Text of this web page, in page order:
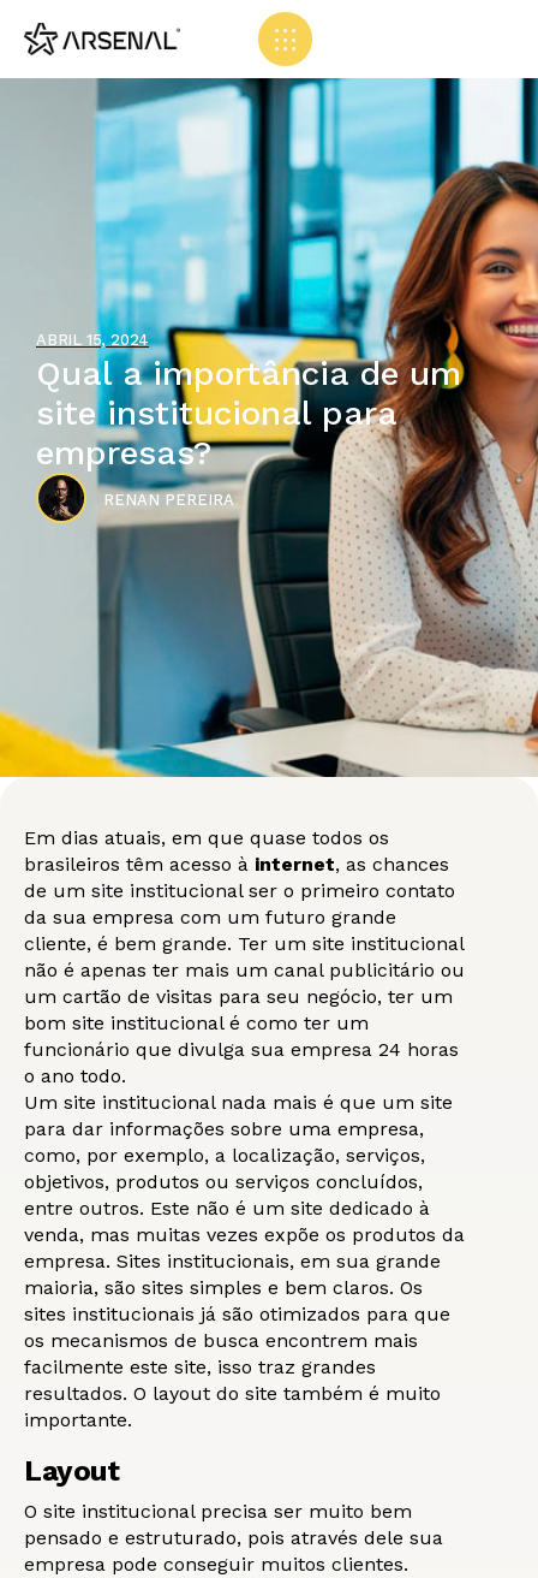
ABRIL 15, 2024
Qual a importância de um
site institucional para
empresas?
RENAN PEREIRA
Em dias atuais, em que quase todos os
brasileiros têm acesso à internet, as chances
de um site institucional ser o primeiro contato
da sua empresa com um futuro grande
cliente, é bem grande. Ter um site institucional
não é apenas ter mais um canal publicitário ou
um cartão de visitas para seu negócio, ter um
bom site institucional é como ter um
funcionário que divulga sua empresa 24 horas
o ano todo.
Um site institucional nada mais é que um site
para dar informações sobre uma empresa,
como, por exemplo, a localização, serviços,
objetivos, produtos ou serviços concluídos,
entre outros. Este não é um site dedicado à
venda, mas muitas vezes expõe os produtos da
empresa. Sites institucionais, em sua grande
maioria, são sites simples e bem claros. Os
sites institucionais já são otimizados para que
os mecanismos de busca encontrem mais
facilmente este site, isso traz grandes
resultados. O layout do site também é muito
importante.
Layout
O site institucional precisa ser muito bem
pensado e estruturado, pois através dele sua
empresa pode conseguir muitos clientes.